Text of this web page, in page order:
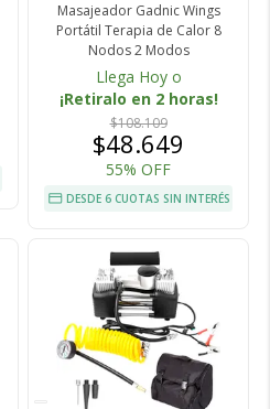
Masajeador Gadnic Wings
Portátil Terapia de Calor 8
Nodos 2 Modos
Llega Hoy o
¡Retiralo en 2 horas!
$108.109
$48.649
55% OFF
DESDE 6 CUOTAS SIN INTERÉS